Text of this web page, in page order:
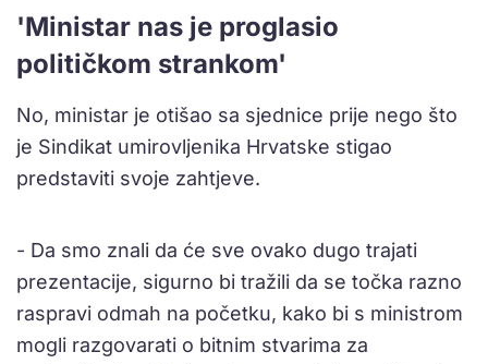
'Ministar nas je proglasio
političkom strankom'
No, ministar je otišao sa sjednice prije nego što
je Sindikat umirovljenika Hrvatske stigao
predstaviti svoje zahtjeve.
- Da smo znali da će sve ovako dugo trajati
prezentacije, sigurno bi tražili da se točka razno
raspravi odmah na početku, kako bi s ministrom
mogli razgovarati o bitnim stvarima za